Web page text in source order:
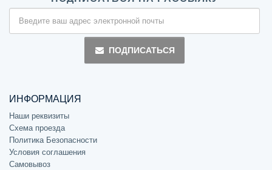
ПОДПИСАТЬСЯ
ИНФОРМАЦИЯ
Наши реквизиты
Схема проезда
Политика Безопасности
Условия соглашения
Самовывоз